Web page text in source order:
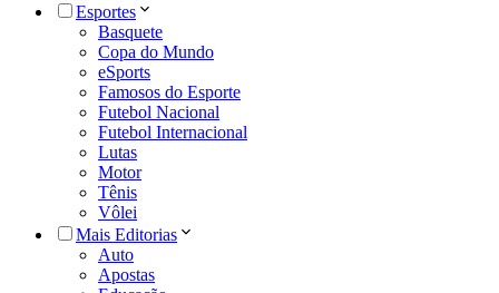
Esportes
Basquete
Copa do Mundo
eSports
Famosos do Esporte
Futebol Nacional
Futebol Internacional
Lutas
Motor
Tênis
Vôlei
Mais Editorias
Auto
Apostas